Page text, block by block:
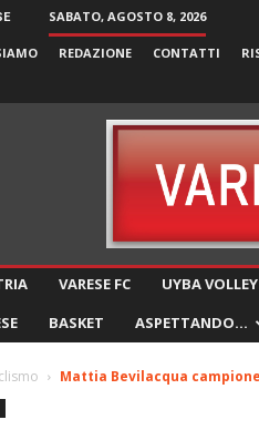
SABATO, AGOSTO 8, 2026
REDAZIONE CONTATTI
VARESE FC UYBA VOLLEY
BASKET ASPETTANDO…
Mattia Bevilacqua